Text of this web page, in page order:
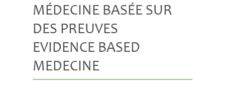
MÉDECINE BASÉE SUR
DES PREUVES
EVIDENCE BASED
MEDECINE